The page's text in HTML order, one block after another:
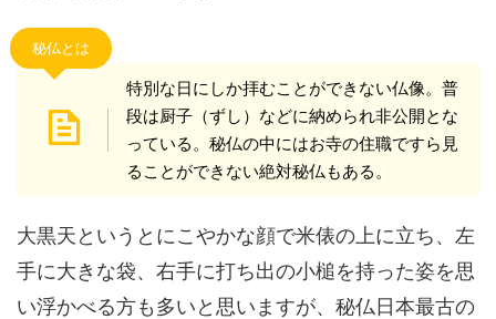
秘仏とは
特別な日にしか拝むことができない仏像。普
段は厨子（ずし）などに納められ非公開とな
っている。秘仏の中にはお寺の住職ですら見
ることができない絶対秘仏もある。
大黒天というとにこやかな顔で米俵の上に立ち、左
手に大きな袋、右手に打ち出の小槌を持った姿を思
い浮かべる方も多いと思いますが、秘仏日本最古の